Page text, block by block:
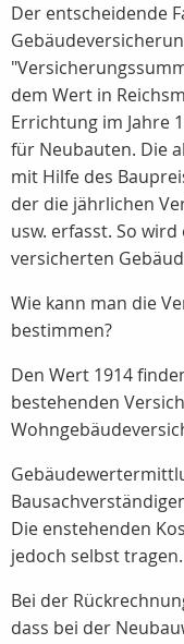
Der entscheidende
dem Wert in
Errichtung im Jahre
für Neubauten. Die
mit Hilfe des
der die jährlichen
usw. erfasst. So
versicherten
Wie kann man die
bestimmen?
Den Wert 1914
bestehenden
Die enstehenden
jedoch selbst tragen.
Bei der
dass bei der